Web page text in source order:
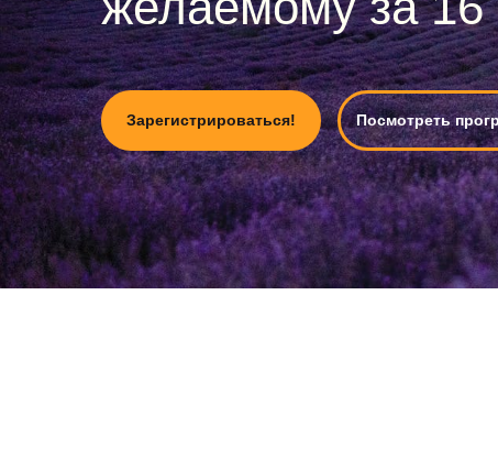
Зарегистрироваться! Посмотреть